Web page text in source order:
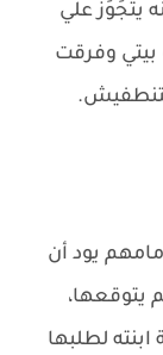
يتجَوَز علي
بيتي وفرقت
يود أن
يتوقعها،
لطلبها